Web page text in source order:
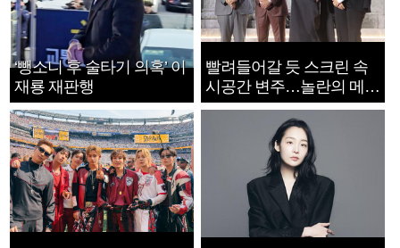
‘뺑소니 후 술타기 의혹’ 이
재룡 재판행
빨려들어갈 듯 스크린 속
시공간 변주…놀란의 메시
지는 ‘전쟁 속죄’